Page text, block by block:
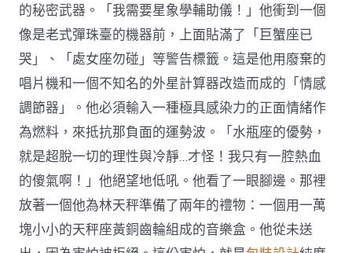
的秘密武器。「我需要星象學輔助儀！」他衝到一個
像是老式彈珠臺的機器前，上面貼滿了「巨蟹座已
哭」、「處女座勿碰」等警告標籤。這是他用廢棄的
唱片機和一個不知名的外星計算器改造而成的「情感
調節器」。他必須輸入一種極具感染力的正面情緒作
為燃料，來抵抗那負面的運勢波。「水瓶座的優勢，
就是超脫一切的理性與冷靜…才怪！我只有一腔熱血
的傻氣啊！」他絕望地低吼。他看了一眼腳邊。那裡
放著一個他為林天秤準備了兩年的禮物：一個用一萬
塊小小的天秤座黃銅齒輪組成的音樂盒。他從未送